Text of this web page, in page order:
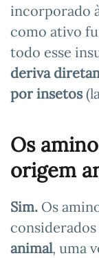
incorporado
como ativo
todo esse
deriva
por insetos
Os
origem
Sim. Os
animal, uma